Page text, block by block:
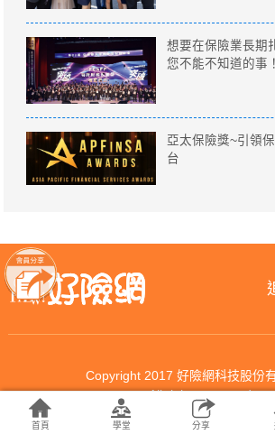
想要在保險業長期
您不能不知道的事！
亞太保險獎~引領
台
Copyright 2017 好險網科技股份
All rights reserved.